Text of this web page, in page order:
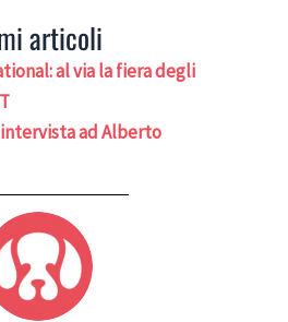
articoli
al via la fiera degli
ad Alberto